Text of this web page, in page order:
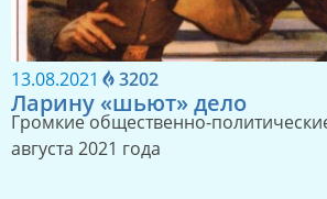
13.08.2021 3202
Ларину «шьют» дело
Громкие общественно-
августа 2021 года